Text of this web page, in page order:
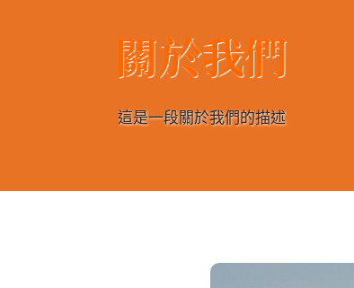
關於我們
這是一段關於我們的描述